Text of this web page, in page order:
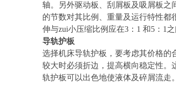
轴。另外驱动板、刮屑板及吸屑板之
的节数对其比例、重量及运行特性都
伸与zui小压缩比例应在3：1 和5：1之
导轨护板
选择机床导轨护板，要考虑其价格的
较大时必须折边，提高横向稳定性。
轨护板可以出色地使液体及碎屑流走。